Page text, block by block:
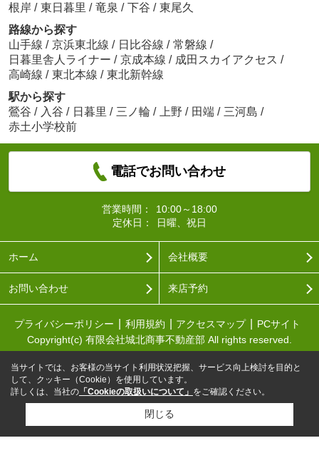
根岸 / 東日暮里 / 竜泉 / 下谷 / 東尾久
路線から探す
山手線 / 京浜東北線 / 日比谷線 / 常磐線 /
日暮里舎人ライナー / 京成本線 / 成田スカイアクセス /
高崎線 / 東北本線 / 東北新幹線
駅から探す
鶯谷 / 入谷 / 日暮里 / 三ノ輪 / 上野 / 田端 / 三河島 /
赤土小学校前
電話でお問い合わせ
営業時間：
10:00～18:00
定休日：
日曜、祝日
ホーム 会社概要
お問い合わせ 来店予約
プライバシーポリシー 利用規約 アクセスマップ
PCサイト
Copyright(c) 有限会社城北商事不動産部 All rights reserved.
当サイトでは、お客様の当サイト利用状況把握、サービス向上検討を目的と
して、クッキー（Cookie）を使用しています。
詳しくは、当社の 「Cookieの取扱いについて」 をご確認ください。
閉じる